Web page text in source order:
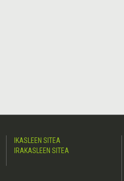
IKASLEEN SITEA
IRAKASLEEN SITEA